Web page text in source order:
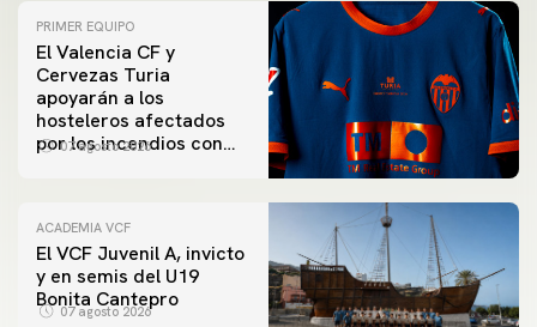
PRIMER EQUIPO
El Valencia CF y
Cervezas Turia
apoyarán a los
hosteleros afectados
por los incendios con
07 agosto 2026
ACADEMIA VCF
El VCF Juvenil A, invicto
y en semis del U19
Bonita Cantepro
07 agosto 2026